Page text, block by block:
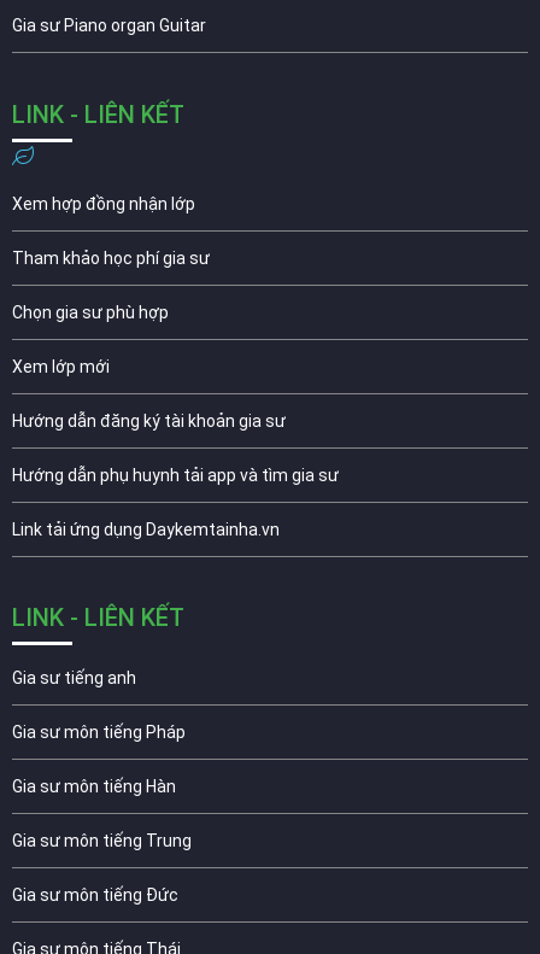
Gia sư Piano organ Guitar
LINK - LIÊN KẾT
Xem hợp đồng nhận lớp
Tham khảo học phí gia sư
Chọn gia sư phù hợp
Xem lớp mới
Hướng dẫn đăng ký tài khoản gia sư
Hướng dẫn phụ huynh tải app và tìm gia sư
Link tải ứng dụng Daykemtainha.vn
LINK - LIÊN KẾT
Gia sư tiếng anh
Gia sư môn tiếng Pháp
Gia sư môn tiếng Hàn
Gia sư môn tiếng Trung
Gia sư môn tiếng Đức
Gia sư môn tiếng Thái